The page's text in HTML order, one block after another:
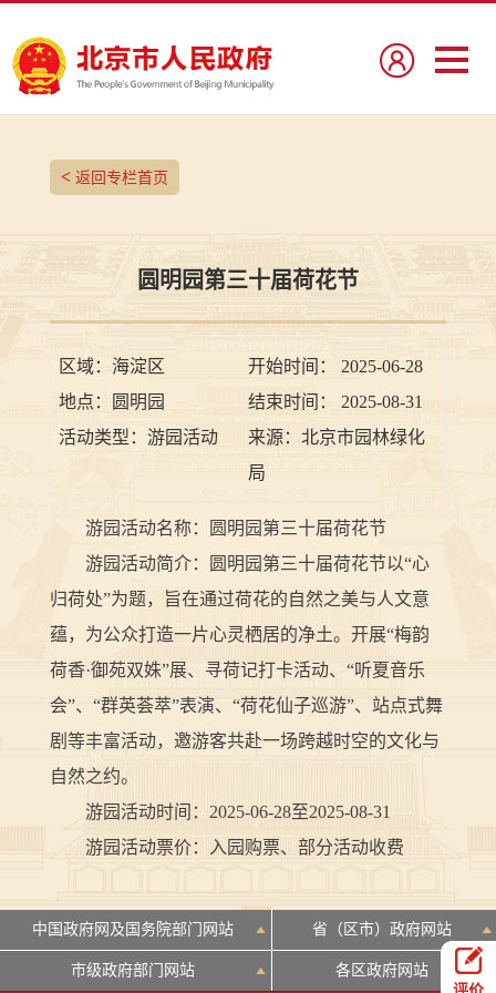
<返回专栏首页
圆明园第三十届荷花节
区域： 海淀区 开始时间：
2025-06-28
地点：
圆明园 结束时间：
2025-08-31
活动类型： 游园活动 来源： 北京市园林绿化
局
游园活动名称：圆明园第三十届荷花节
游园活动简介：圆明园第三十届荷花节以“心
归荷处”为题，旨在通过荷花的自然之美与人文意
蕴，为公众打造一片心灵栖居的净土。开展“梅韵
荷香·御苑双姝”展、寻荷记打卡活动、“听夏音乐
会”、“群英荟萃”表演、“荷花仙子巡游”、站点式舞
剧等丰富活动，邀游客共赴一场跨越时空的文化与
自然之约。
游园活动时间：2025-06-28至2025-08-31
游园活动票价：入园购票、部分活动收费
中国政府网及国务院部门网站 省（区市）政府网站
市级政府部门网站 各区政府网站